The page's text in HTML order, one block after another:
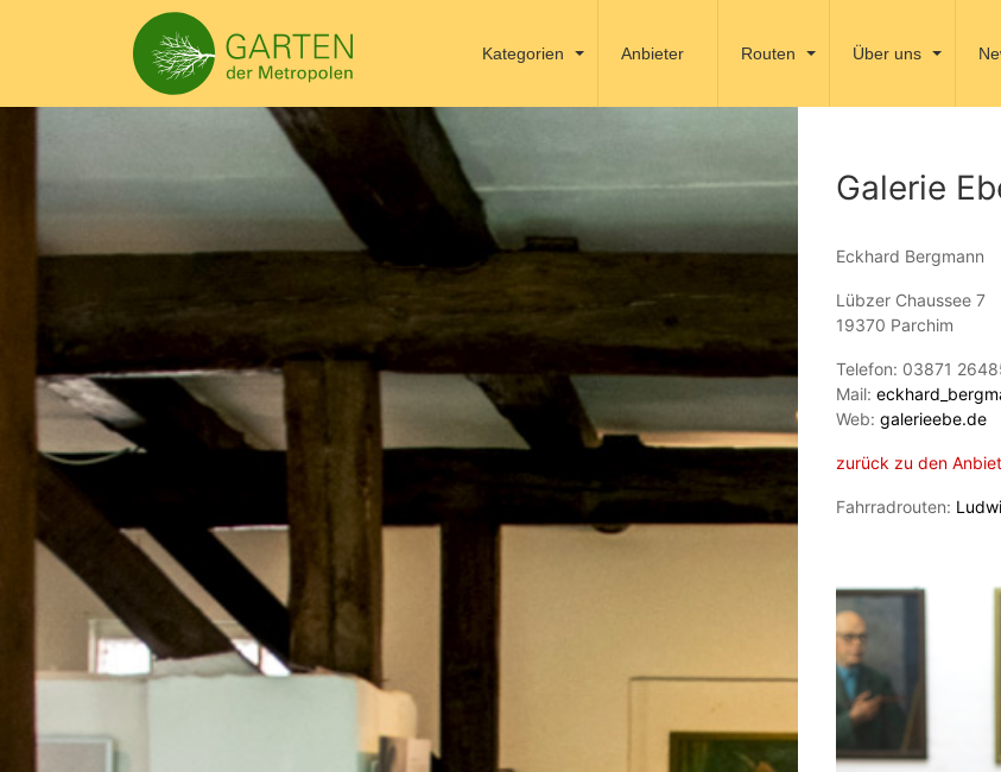
Kategorien Anbieter Routen Über uns
Galerie
Eckhard Bergmann
Lübzer Chaussee 7
19370 Parchim
Telefon: 03871
Mail:
Web: galerieebe.de
zurück zu den
Fahrradrouten: